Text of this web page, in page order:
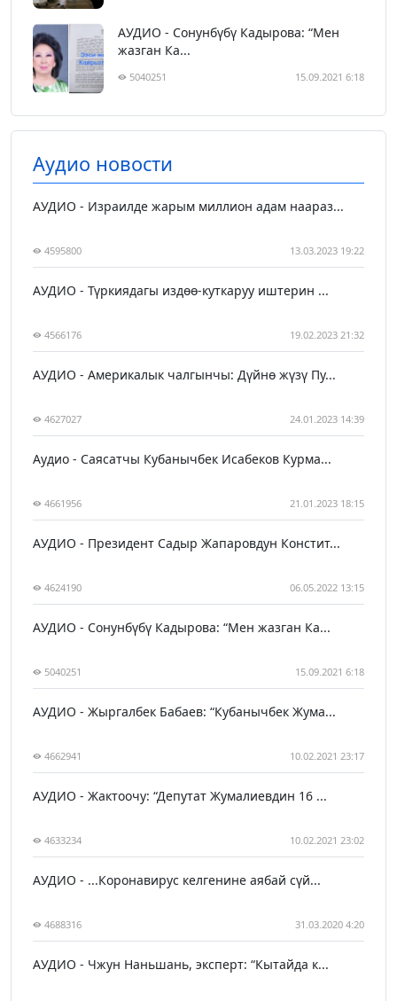
АУДИО - Сонунбүбү Кадырова: “Мен
жазган Ка...
5040251 15.09.2021 6:18
Аудио новости
АУДИО - Израилде жарым миллион адам наараз...
4595800 13.03.2023 19:22
АУДИО - Түркиядагы издөө-куткаруу иштерин ...
4566176 19.02.2023 21:32
АУДИО - Америкалык чалгынчы: Дүйнө жүзү Пу...
4627027 24.01.2023 14:39
Аудио - Саясатчы Кубанычбек Исабеков Курма...
4661956 21.01.2023 18:15
АУДИО - Президент Садыр Жапаровдун Констит...
4624190 06.05.2022 13:15
АУДИО - Сонунбүбү Кадырова: “Мен жазган Ка...
5040251 15.09.2021 6:18
АУДИО - Жыргалбек Бабаев: “Кубанычбек Жума...
4662941 10.02.2021 23:17
АУДИО - Жактоочу: “Депутат Жумалиевдин 16 ...
4633234 10.02.2021 23:02
АУДИО - ...Коронавирус келгенине аябай сүй...
4688316 31.03.2020 4:20
АУДИО - Чжун Наньшань, эксперт: “Кытайда к...